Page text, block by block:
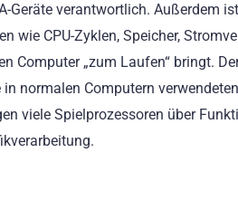
Geräte verantwortlich. Außerdem
wie CPU-Zyklen, Speicher,
Computer „zum Laufen“ bringt.
normalen Computern
viele Spielprozessoren über